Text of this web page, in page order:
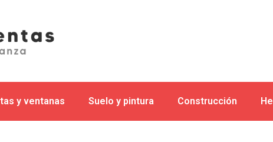
y ventanas Suelo y pintura Construcción